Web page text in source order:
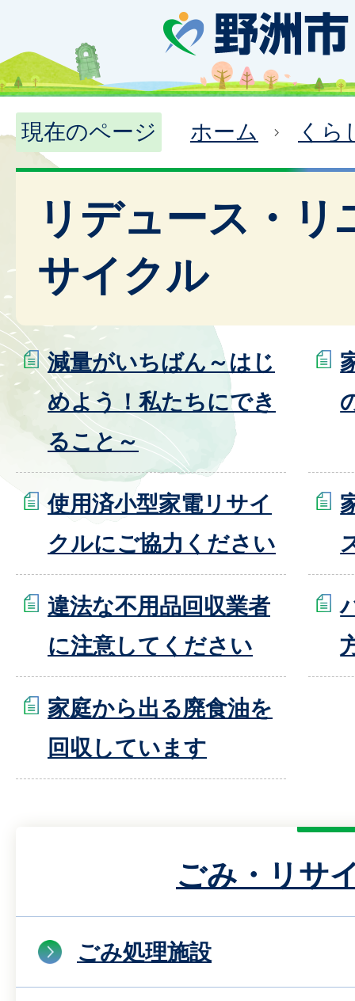
現在のページ ホーム くら
リデュース・リ
サイクル
減量がいちばん～はじ
めよう！私たちにでき
ること～
使用済小型家電リサイ
クルにご協力ください
違法な不用品回収業者
に注意してください
家庭から出る廃食油を
回収しています
ごみ・リサ
ごみ処理施設